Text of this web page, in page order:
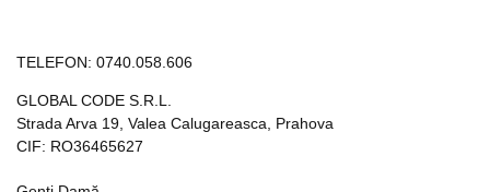
TELEFON: 0740.058.606
GLOBAL CODE S.R.L.
Strada Arva 19, Valea Calugareasca, Prahova
CIF: RO36465627